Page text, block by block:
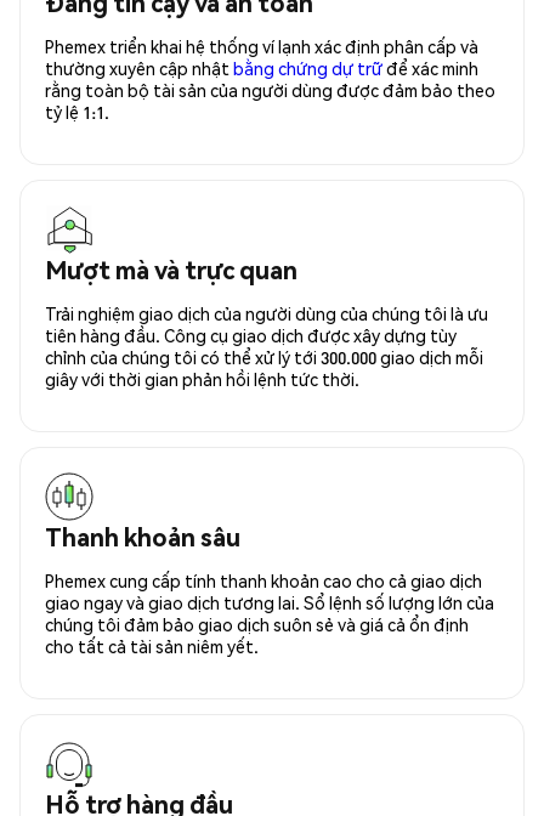
Phemex triển khai hệ thống ví lạnh xác định phân cấp và
thường xuyên cập nhật bằng chứng dự trữđể xác minh
rằng toàn bộ tài sản của người dùng được đảm bảo theo
tỷ lệ 1:1.
Mượt mà và trực quan
Trải nghiệm giao dịch của người dùng của chúng tôi là ưu
tiên hàng đầu. Công cụ giao dịch được xây dựng tùy
chỉnh của chúng tôi có thể xử lý tới 300.000 giao dịch mỗi
giây với thời gian phản hồi lệnh tức thời.
Thanh khoản sâu
Phemex cung cấp tính thanh khoản cao cho cả giao dịch
giao ngay và giao dịch tương lai. Sổ lệnh số lượng lớn của
chúng tôi đảm bảo giao dịch suôn sẻ và giá cả ổn định
cho tất cả tài sản niêm yết.
Hỗ trợ hàng đầu